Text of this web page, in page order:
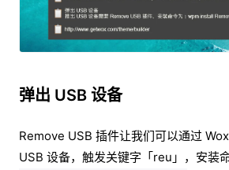
弹出 USB 设备
Remove USB 插件让我们可以通过
USB 设备，触发关键字「 reu」，安装命